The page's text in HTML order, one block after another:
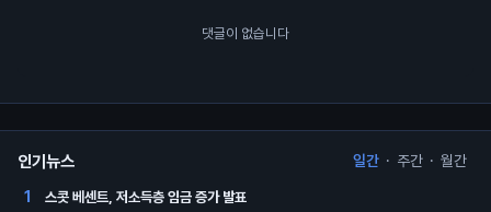
댓글이 없습니다
인기뉴스 일간 · 주간 · 월간
1 스콧 베센트, 저소득층 임금 증가 발표